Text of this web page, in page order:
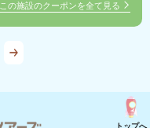
この施設のクーポンを全て見る
トップへ